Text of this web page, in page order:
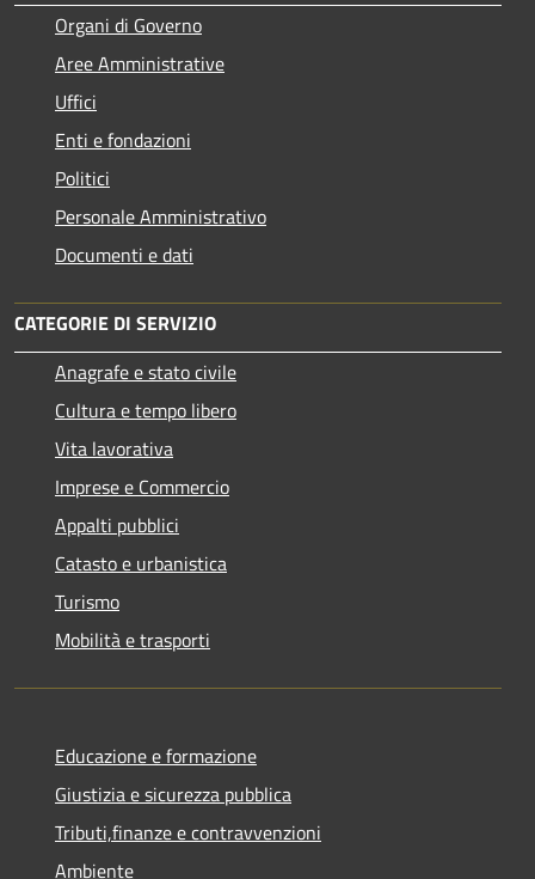
Organi di Governo
Aree Amministrative
Uffici
Enti e fondazioni
Politici
Personale Amministrativo
Documenti e dati
CATEGORIE DI SERVIZIO
Anagrafe e stato civile
Cultura e tempo libero
Vita lavorativa
Imprese e Commercio
Appalti pubblici
Catasto e urbanistica
Turismo
Mobilità e trasporti
Educazione e formazione
Giustizia e sicurezza pubblica
Tributi,finanze e contravvenzioni
Ambiente